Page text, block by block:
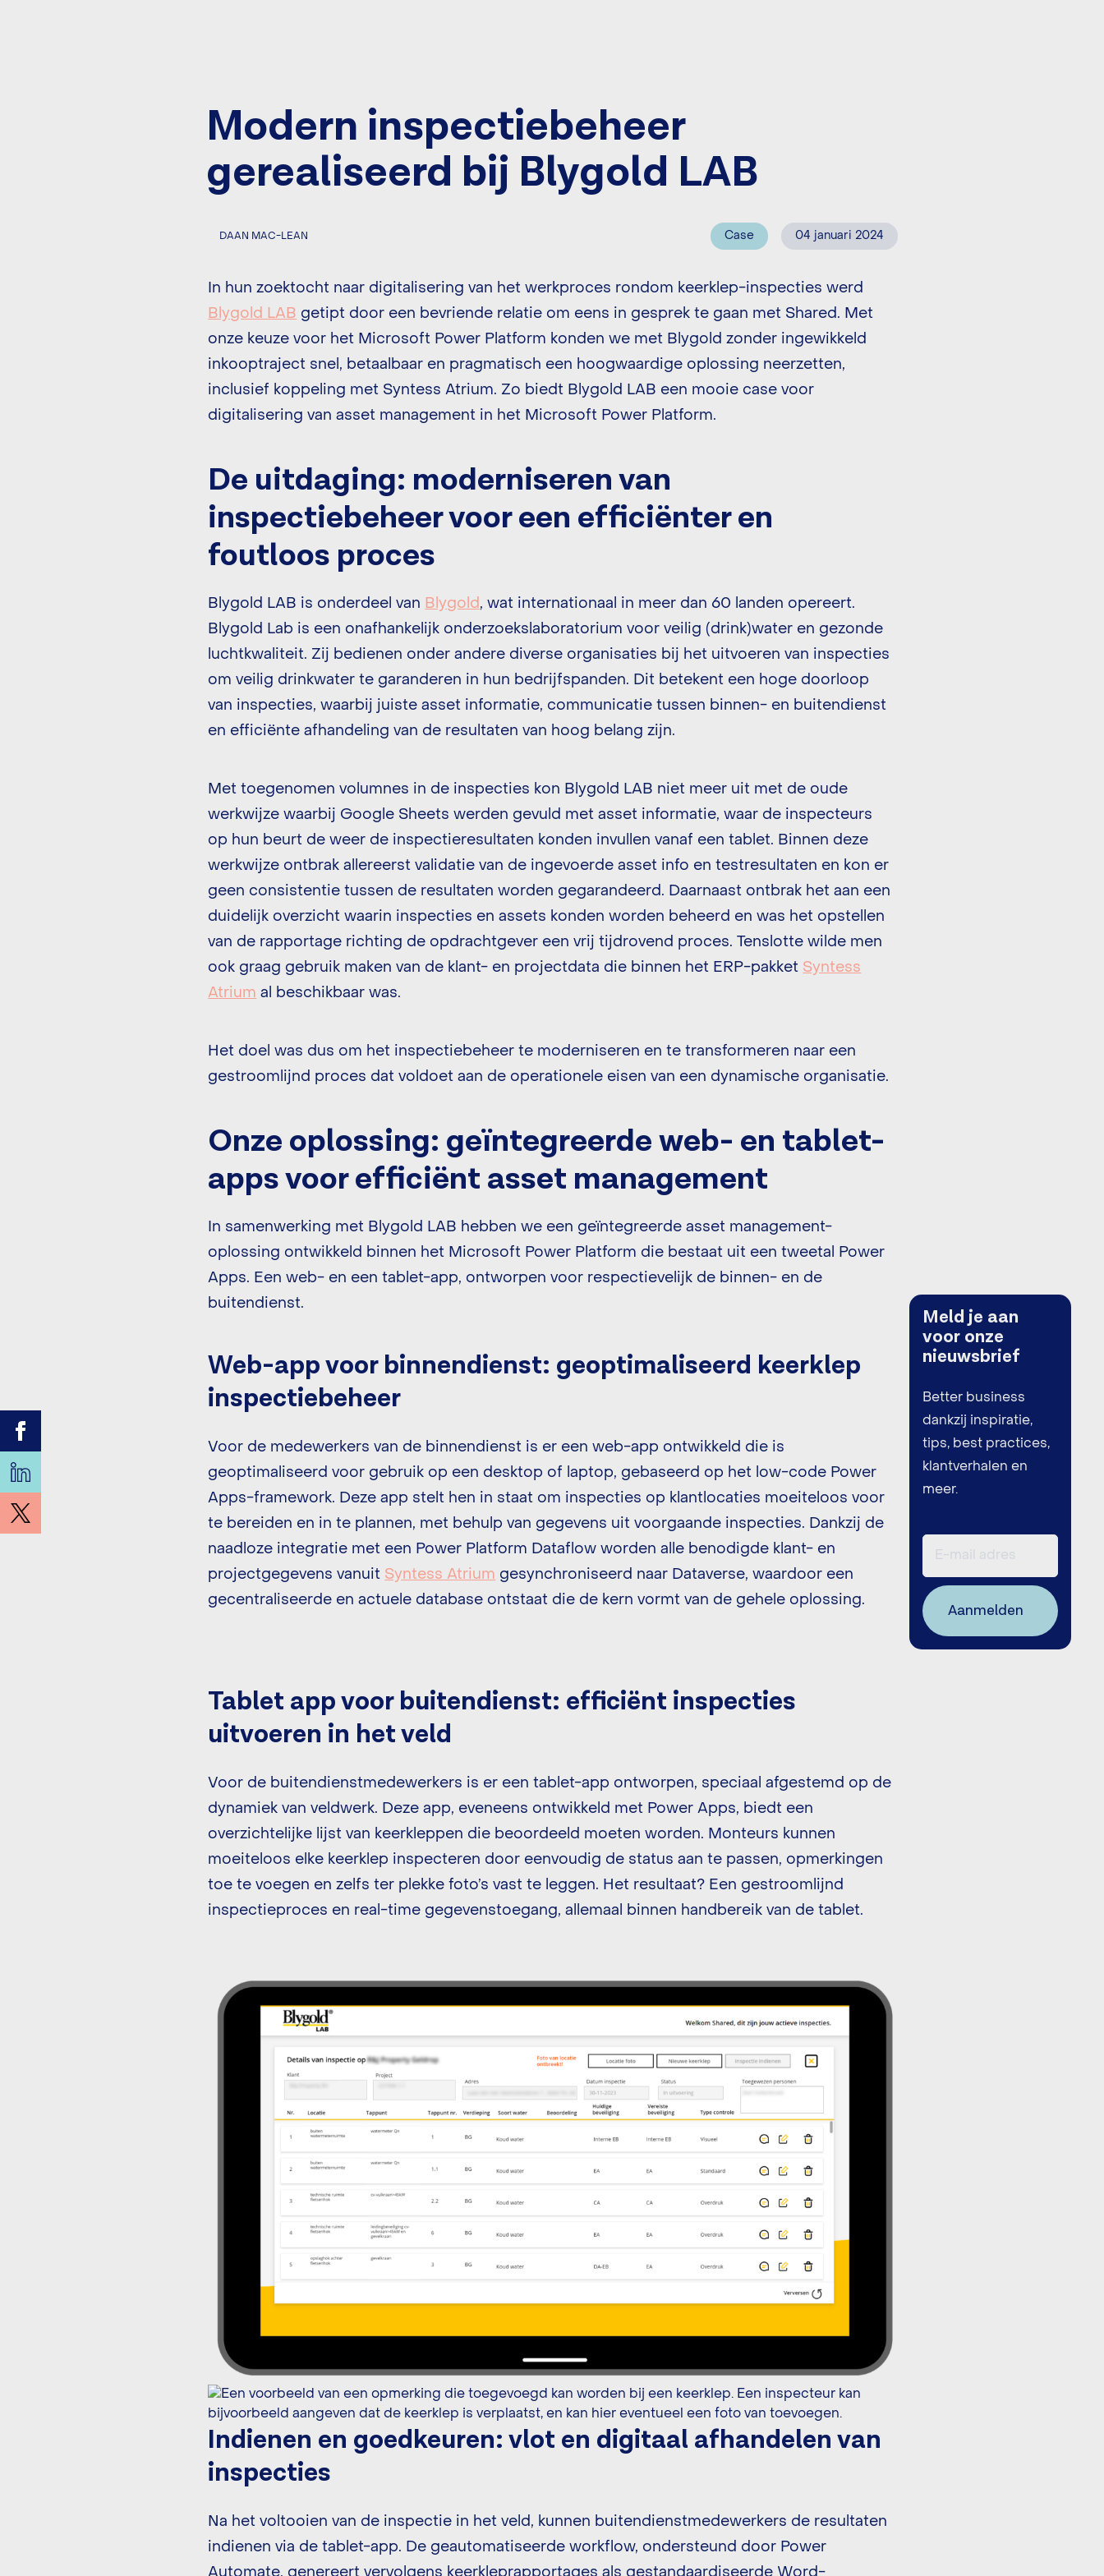
Modern inspectiebeheer
gerealiseerd bij Blygold LAB
DAAN MAC-LEAN Case 04 januari 2024
In hun zoektocht naar digitalisering van het werkproces rondom keerklep-inspecties werd
Blygold LAB getipt door een bevriende relatie om eens in gesprek te gaan met Shared. Met
onze keuze voor het Microsoft Power Platform konden we met Blygold zonder ingewikkeld
inkooptraject snel, betaalbaar en pragmatisch een hoogwaardige oplossing neerzetten,
inclusief koppeling met Syntess Atrium. Zo biedt Blygold LAB een mooie case voor
digitalisering van asset management in het Microsoft Power Platform.
De uitdaging: moderniseren van
inspectiebeheer voor een efficiënter en
foutloos proces
Blygold LAB is onderdeel van Blygold , wat internationaal in meer dan 60 landen opereert.
Blygold Lab is een onafhankelijk onderzoekslaboratorium voor veilig (drink)water en gezonde
luchtkwaliteit. Zij bedienen onder andere diverse organisaties bij het uitvoeren van inspecties
om veilig drinkwater te garanderen in hun bedrijfspanden. Dit betekent een hoge doorloop
van inspecties, waarbij juiste asset informatie, communicatie tussen binnen- en buitendienst
en efficiënte afhandeling van de resultaten van hoog belang zijn.
Met toegenomen volumnes in de inspecties kon Blygold LAB niet meer uit met de oude
werkwijze waarbij Google Sheets werden gevuld met asset informatie, waar de inspecteurs
op hun beurt de weer de inspectieresultaten konden invullen vanaf een tablet. Binnen deze
werkwijze ontbrak allereerst validatie van de ingevoerde asset info en testresultaten en kon er
geen consistentie tussen de resultaten worden gegarandeerd. Daarnaast ontbrak het aan een
duidelijk overzicht waarin inspecties en assets konden worden beheerd en was het opstellen
van de rapportage richting de opdrachtgever een vrij tijdrovend proces. Tenslotte wilde men
ook graag gebruik maken van de klant- en projectdata die binnen het ERP-pakket Syntess
Atrium al beschikbaar was.
Het doel was dus om het inspectiebeheer te moderniseren en te transformeren naar een
gestroomlijnd proces dat voldoet aan de operationele eisen van een dynamische organisatie.
Onze oplossing: geïntegreerde web- en tablet-
apps voor efficiënt asset management
In samenwerking met Blygold LAB hebben we een geïntegreerde asset management-
oplossing ontwikkeld binnen het Microsoft Power Platform die bestaat uit een tweetal Power
Apps. Een web- en een tablet-app, ontworpen voor respectievelijk de binnen- en de
buitendienst.
Web-app voor binnendienst: geoptimaliseerd keerklep
inspectiebeheer
Voor de medewerkers van de binnendienst is er een web-app ontwikkeld die is
geoptimaliseerd voor gebruik op een desktop of laptop, gebaseerd op het low-code Power
Apps-framework. Deze app stelt hen in staat om inspecties op klantlocaties moeiteloos voor
te bereiden en in te plannen, met behulp van gegevens uit voorgaande inspecties. Dankzij de
naadloze integratie met een Power Platform Dataflow worden alle benodigde klant- en
projectgegevens vanuit Syntess Atrium gesynchroniseerd naar Dataverse, waardoor een
gecentraliseerde en actuele database ontstaat die de kern vormt van de gehele oplossing.
Tablet app voor buitendienst: efficiënt inspecties
uitvoeren in het veld
Voor de buitendienstmedewerkers is er een tablet-app ontworpen, speciaal afgestemd op de
dynamiek van veldwerk. Deze app, eveneens ontwikkeld met Power Apps, biedt een
overzichtelijke lijst van keerkleppen die beoordeeld moeten worden. Monteurs kunnen
moeiteloos elke keerklep inspecteren door eenvoudig de status aan te passen, opmerkingen
toe te voegen en zelfs ter plekke foto’s vast te leggen. Het resultaat? Een gestroomlijnd
inspectieproces en real-time gegevenstoegang, allemaal binnen handbereik van de tablet.
Indienen en goedkeuren: vlot en digitaal afhandelen van
inspecties
Na het voltooien van de inspectie in het veld, kunnen buitendienstmedewerkers de resultaten
indienen via de tablet-app. De geautomatiseerde workflow, ondersteund door Power
Meld je aan
voor onze
nieuwsbrief
Better business
dankzij inspiratie,
tips, best practices,
klantverhalen en
meer.